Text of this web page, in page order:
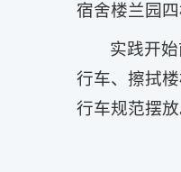
宿舍楼兰园
实践开
行车、擦拭
行车规范摆